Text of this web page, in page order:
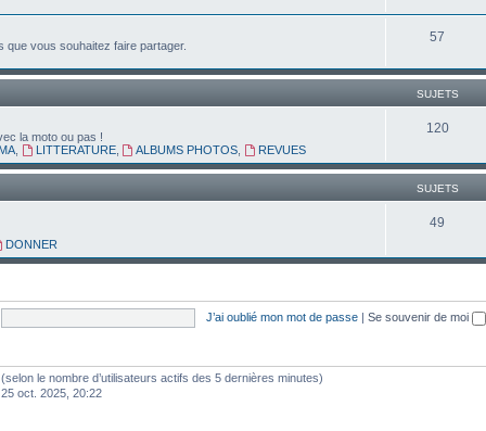
que vous souhaitez faire partager.
57
SUJETS
la moto ou pas !
, LITTERATURE, ALBUMS PHOTOS REVUES
120
SUJETS
DONNER
49
J’ai oublié mon mot de passe | Se souvenir de moi
le nombre d’utilisateurs actifs des 5 dernières minutes)
oct. 2025, 20:22